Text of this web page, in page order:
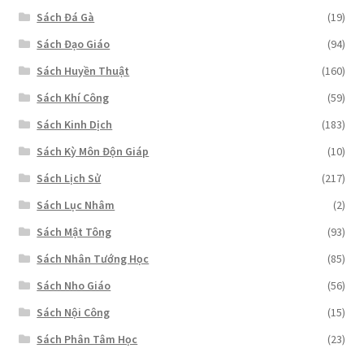
Sách Đá Gà
(19)
Sách Đạo Giáo
(94)
Sách Huyền Thuật
(160)
Sách Khí Công
(59)
Sách Kinh Dịch
(183)
Sách Kỳ Môn Độn Giáp
(10)
Sách Lịch Sử
(217)
Sách Lục Nhâm
(2)
Sách Mật Tông
(93)
Sách Nhân Tướng Học
(85)
Sách Nho Giáo
(56)
Sách Nội Công
(15)
Sách Phân Tâm Học
(23)